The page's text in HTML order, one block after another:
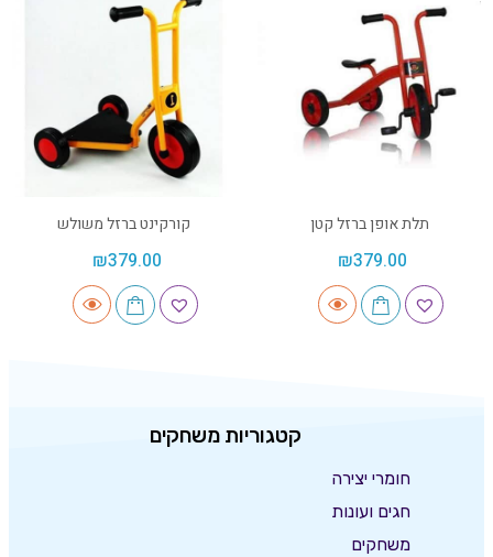
תלת אופן ברזל קטן
₪379.00
קורקינט ברזל משולש
₪379.00
קטגוריות משחקים
חומרי יצירה
חגים ועונות
משחקים